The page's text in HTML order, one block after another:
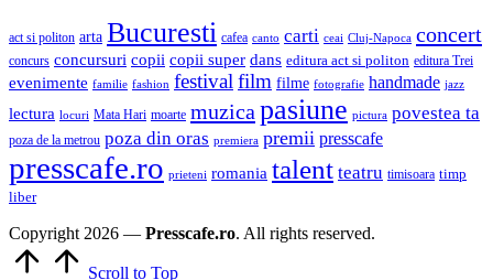
act si politon arta Bucuresti cafea canto carti ceai Cluj-Napoca concert
concurs concursuri copii copii super dans editura act si politon editura Trei
evenimente familie fashion festivalfilm filme fotografie handmade jazz
lectura locuri Mata Hari moarte muzica pasiune pictura povestea ta
poza de la metrou poza din oras premiera premii presscafe
presscafe.ro prieteni romania talent teatru timisoara timp
liber
Copyright 2026 — Presscafe.ro. All rights reserved.
Scroll to Top